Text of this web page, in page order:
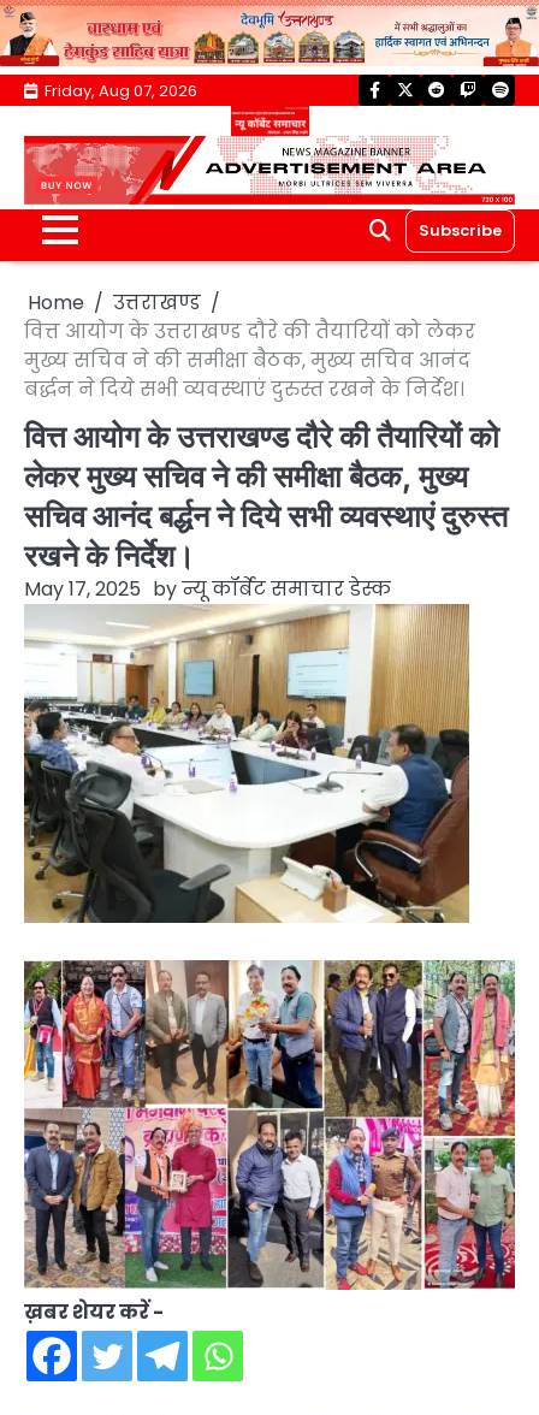
Skip
content
Friday, Aug 07, 2026 facebook
twitterreddittwitch
Subscribe
Home
उत्तराखण्ड
वित्त आयोग के उत्तराखण्ड दौरे की तैयारियों को लेकर
मुख्य सचिव ने की समीक्षा बैठक, मुख्य सचिव आनंद
बर्द्धन ने दिये सभी व्यवस्थाएं दुरुस्त रखने के निर्देश।
वित्त आयोग के उत्तराखण्ड दौरे की तैयारियों को
लेकर मुख्य सचिव ने की समीक्षा बैठक, मुख्य
सचिव आनंद बर्द्धन ने दिये सभी व्यवस्थाएं दुरुस्त
रखने के निर्देश।
May 17, 2025 byन्यू कॉर्बेट समाचार डेस्क
ख़बर शेयर करें -